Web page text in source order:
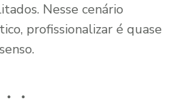
Nesse cenário
profissionalizar é quase